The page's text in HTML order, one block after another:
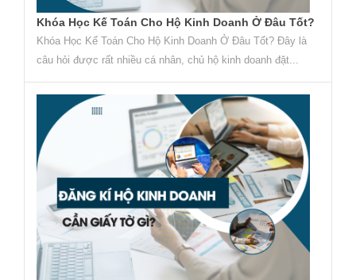
Khóa Học Kế Toán Cho Hộ Kinh Doanh Ở Đâu Tốt?
Khóa Học Kế Toán Cho Hộ Kinh Doanh Ở Đâu Tốt? Đây là
câu hỏi được rất nhiều cá nhân, chủ hộ kinh doanh đặt...